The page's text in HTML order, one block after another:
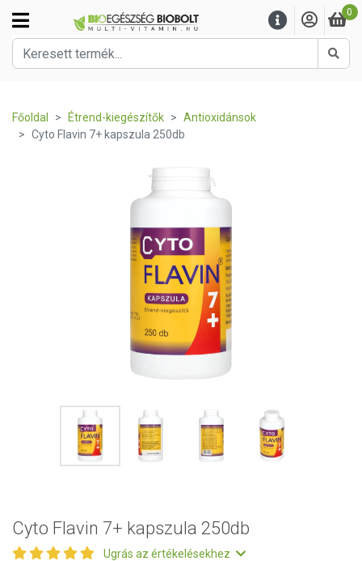
0
Főoldal Étrend-kiegészítők
Antioxidánsok
Cyto Flavin 7+ kapszula 250db
Cyto Flavin 7+ kapszula 250db
Ugrás az értékelésekhez